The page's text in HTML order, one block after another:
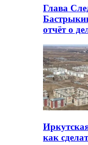
Глава
отчёт о
как